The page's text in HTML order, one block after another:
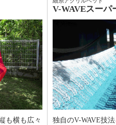
も横も広々
V-WAVEスーパ
独自のV-WAVE技